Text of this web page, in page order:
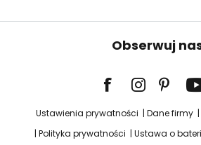
Obserwuj
Ustawienia prywatności Dane firmy
Polityka prywatności
Ustawa o